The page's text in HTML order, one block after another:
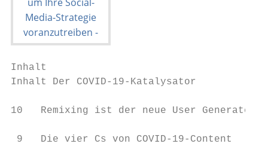
Inhalt
Inhalt Der COVID-19-Katalysator		                                 3
10   Remixing ist der neue User
9   Die vier Cs von COVID-19-